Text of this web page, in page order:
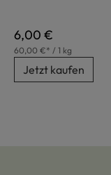
Regulärer Preis:
6,00 €
60,00 €* / 1 kg
Jetzt kaufen